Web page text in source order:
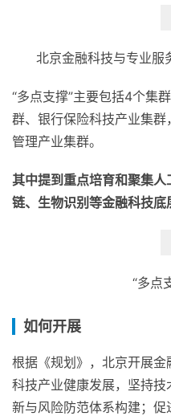
北京金融科技与专业服
“多点支撑”主要包括4个集
群、银行保险科技产业集
管理产业集群。
其中提到重点培育和聚集
链、生物识别等金融科技底
“多点
如何开展
根据《规划》，北京开展
科技产业健康发展，坚持技
新与风险防范体系构建；